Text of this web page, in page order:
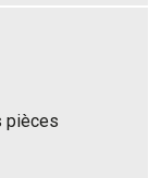
pièces